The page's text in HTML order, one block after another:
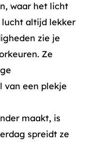
waar het licht
altijd lekker
zie je
Ze
van een plekje
maakt, is
spreidt ze